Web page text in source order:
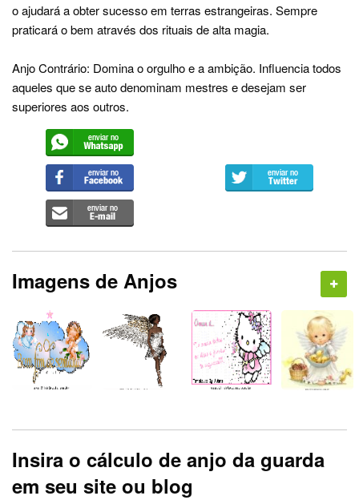
o ajudará a obter sucesso em terras estrangeiras. Sempre
praticará o bem através dos rituais de alta magia.
Anjo Contrário: Domina o orgulho e a ambição. Influencia todos
aqueles que se auto denominam mestres e desejam ser
superiores aos outros.
Imagens de Anjos
Insira o cálculo de anjo da guarda
em seu site ou blog